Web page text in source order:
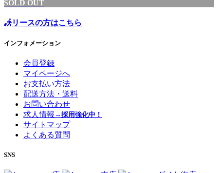
SOLD OUT
リースの方はこちら
インフォメーション
会員登録
マイページへ
お支払い方法
配送方法・送料
お問い合わせ
求人情報 →採用強化中！
サイトマップ
よくある質問
SNS